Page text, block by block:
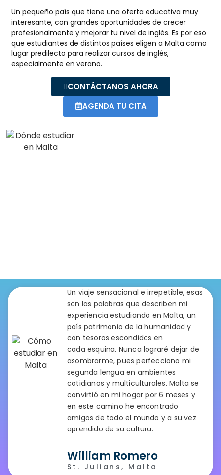
Un pequeño país que tiene una oferta educativa muy
interesante, con grandes oportunidades de crecer
profesionalmente y mejorar tu nivel de inglés. Es por eso
que estudiantes de distintos países eligen a Malta como
lugar predilecto para realizar cursos de inglés,
especialmente en verano.
CONTÁCTANOS AHORA
AGENDA TU CITA
Un viaje sensacional e irrepetible, esas
son las palabras que describen mi
experiencia estudiando en Malta, un
país patrimonio de la humanidad y
con tesoros escondidos en
cada esquina. Nunca lograré dejar de
asombrarme, pues perfecciono mi
segunda lengua en ambientes
cotidianos y multiculturales. Malta se
convirtió en mi hogar por 6 meses y
en este camino he encontrado
amigos de todo el mundo y a su vez
aprendido de su cultura.
William Romero
St. Julians, Malta